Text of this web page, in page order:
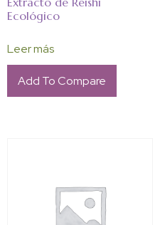
Ecológico
Leer más
Add To Compare